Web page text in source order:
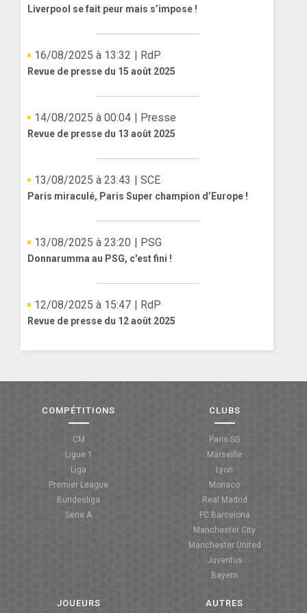
Liverpool se fait peur mais s’impose !
16/08/2025 à 13:32 | RdP
Revue de presse du 15 août 2025
14/08/2025 à 00:04 | Presse
Revue de presse du 13 août 2025
13/08/2025 à 23:43 | SCE
Paris miraculé, Paris Super champion d’Europe !
13/08/2025 à 23:20 | PSG
Donnarumma au PSG, c'est fini !
12/08/2025 à 15:47 | RdP
Revue de presse du 12 août 2025
COMPÉTITIONS
CM
Ligue 1
Liga
Premier League
Bundesliga
Serie A
CLUBS
Paris-SG
Marseille
Lyon
Monaco
Real Madrid
FC Barcelona
Manchester City
Manchester United
Juventus
Bayern
JOUEURS AUTRES